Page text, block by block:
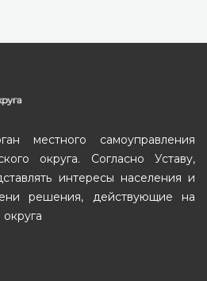
местного самоуправления
округа. Согласно Уставу,
интересы населения и
решения, действующие на